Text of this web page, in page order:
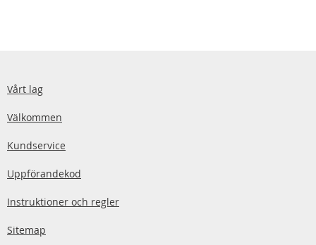
Vårt lag
Välkommen
Kundservice
Uppförandekod
Instruktioner och regler
Sitemap